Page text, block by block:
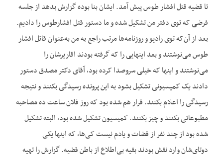
تا قضیه قتل افشار طوس پیش آمد. ایشان بنا بوده گزارش بدهد از جلسه
فرضی که توی دفتر من تشکیل شده و ما دستور قتل افشارطوس را دادیم.
بعد از آن‌که توی رادیو و روزنامه‌ها مرتب راجع به من به‌عنوان قاتل افشار
طوس می‌نوشتند و بعد اینهایی را که گرفته بودند اقاریرشان را
می‌نوشتند و اینها که خیلی سروصدا کرده بود، آقای دکتر مصدق دستور
دادند یک کمیسیونی تشکیل بشود به این پرونده رسیدگی بکنند و نتیجه
رسیدگی را اعلام بکنند. قرار هم شده بود که روز فلان ساعت ده مصاحبه
مطبوعاتی بکنند و چیز بکنند. کمیسیون تشکیل شده بود، البته تشکیل
شده بود از چند نفر از قضات و یادم نیست کی‌ها، که اینها یکی
دوتای‌شان وارد نقش بودند بقیه بی‌اطلاع از باطن قضیه. گزارش را تهیه